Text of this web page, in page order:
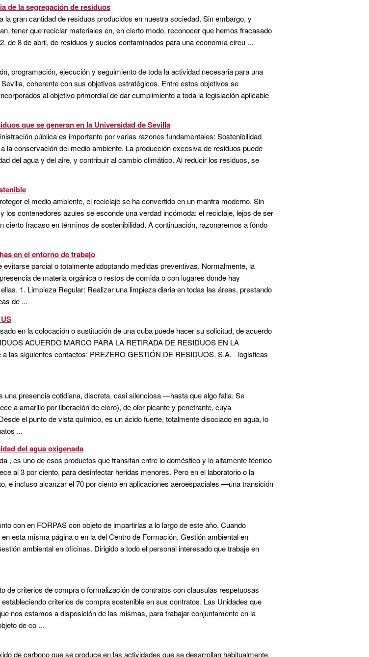
de la segregación de residuos
gran cantidad de residuos producidos en nuestra sociedad. Sin embargo, y
tener que reciclar materiales en, en cierto modo, reconocer que hemos fracasado
de 8 de abril, de residuos y suelos contaminados para una economía circu ...
programación, ejecución y seguimiento de toda la actividad necesaria para una
coherente con sus objetivos estratégicos. Entre estos objetivos se
al objetivo primordial de dar cumplimiento a toda la legislación aplicable
que se generan en la Universidad de Sevilla
pública es importante por varias razones fundamentales: Sostenibilidad
la conservación del medio ambiente. La producción excesiva de residuos puede
del agua y del aire, y contribuir al cambio climático. Al reducir los residuos, se
el medio ambiente, el reciclaje se ha convertido en un mantra moderno. Sin
contenedores azules se esconde una verdad incómoda: el reciclaje, lejos de ser
cierto fracaso en términos de sostenibilidad. A continuación, razonaremos a fondo
en el entorno de trabajo
parcial o totalmente adoptando medidas preventivas. Normalmente, la
de materia orgánica o restos de comida o con lugares donde hay
1. Limpieza Regular: Realizar una limpieza diaria en todas las áreas, prestando
de ...
en la colocación o sustitución de una cuba puede hacer su solicitud, de acuerdo
ACUERDO MARCO PARA LA RETIRADA DE RESIDUOS EN LA
las siguientes contactos: PREZERO GESTIÓN DE RESIDUOS, S.A. - logisticas
una presencia cotidiana, discreta, casi silenciosa —hasta que algo falla. Se
a amarillo por liberación de cloro), de olor picante y penetrante, cuya
el punto de vista químico, es un ácido fuerte, totalmente disociado en agua, lo
...
del agua oxigenada
, es uno de esos productos que transitan entre lo doméstico y lo altamente técnico
al 3 por ciento, para desinfectar heridas menores. Pero en el laboratorio o la
e incluso alcanzar el 70 por ciento en aplicaciones aeroespaciales —una transición
con en FORPAS con objeto de impartirlas a lo largo de este año. Cuando
esta misma página o en la del Centro de Formación. Gestión ambiental en
ambiental en oficinas. Dirigido a todo el personal interesado que trabaje en
de criterios de compra o formalización de contratos con clausulas respetuosas
criterios de compra sostenible en sus contratos. Las Unidades que
nos estamos a disposición de las mismas, para trabajar conjuntamente en la
de co ...
de carbono que se produce en las actividades que se desarrollan habitualmente.